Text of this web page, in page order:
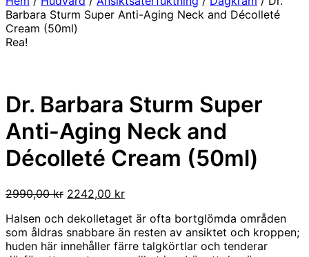
Barbara Sturm Super Anti-Aging Neck and Décolleté
Cream (50ml)
Rea!
Dr. Barbara Sturm Super
Anti-Aging Neck and
Décolleté Cream (50ml)
2990,00kr Det
priset
var:
2990,00 kr.
2242,00 krDet
priset
är:
2242,00 kr.
Halsen och dekolletaget är ofta bortglömda områden
som åldras snabbare än resten av ansiktet och kroppen;
huden här innehåller färre talgkörtlar och tenderar